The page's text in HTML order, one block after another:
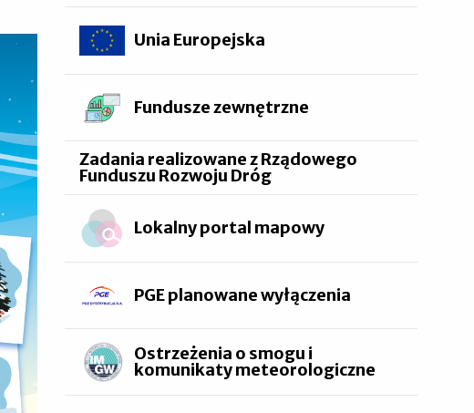
Unia Europejska
Fundusze zewnętrzne
Zadania realizowane z Rządowego
Funduszu Rozwoju Dróg
Lokalny portal mapowy
PGE planowane wyłączenia
Ostrzeżenia o smogu i
komunikaty meteorologiczne